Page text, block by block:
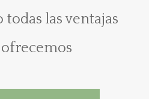
las ventajas